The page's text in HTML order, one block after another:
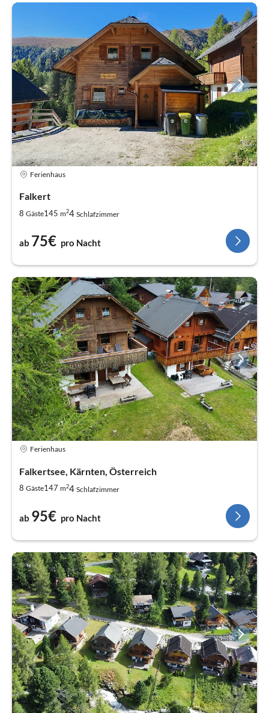
Ferienhaus
Falkert
8 Gäste145 m24 Schlafzimmer
ab 75€ pro Nacht
Ferienhaus
Falkertsee, Kärnten, Österreich
8 Gäste147 m24 Schlafzimmer
ab 95€ pro Nacht